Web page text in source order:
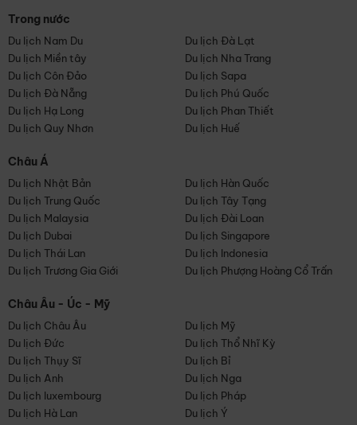
Trong nước
Du lịch Nam Du
Du lịch Đà Lạt
Du lịch Miền tây
Du lịch Nha Trang
Du lịch Côn Đảo
Du lịch Sapa
Du lịch Đà Nẵng
Du lịch Phú Quốc
Du lịch Hạ Long
Du lịch Phan Thiết
Du lịch Quy Nhơn
Du lịch Huế
Châu Á
Du lịch Nhật Bản
Du lịch Hàn Quốc
Du lịch Trung Quốc
Du lịch Tây Tạng
Du lịch Malaysia
Du lịch Đài Loan
Du lịch Dubai
Du lịch Singapore
Du lịch Thái Lan
Du lịch Indonesia
Du lịch Trương Gia Giới
Du lịch Phượng Hoàng Cổ Trấn
Châu Âu - Úc - Mỹ
Du lịch Châu Âu
Du lịch Mỹ
Du lịch Đức
Du lịch Thổ Nhĩ Kỳ
Du lịch Thụy Sĩ
Du lịch Bỉ
Du lịch Anh
Du lịch Nga
Du lịch luxembourg
Du lịch Pháp
Du lịch Hà Lan
Du lịch Ý